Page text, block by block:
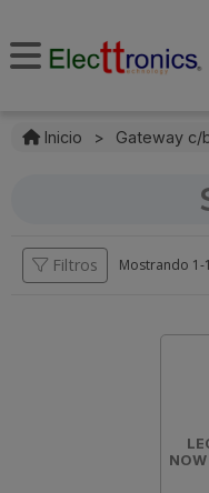
Inicio > Gateway c/
Filtros Mostrando 1-1